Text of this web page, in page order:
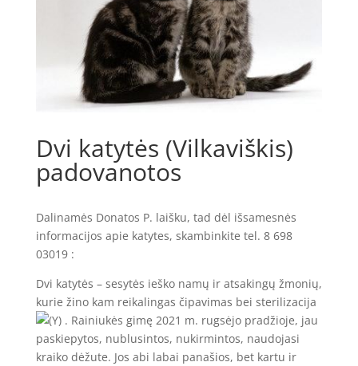
Dvi katytės (Vilkaviškis)
padovanotos
Dalinamės Donatos P. laišku, tad dėl išsamesnės
informacijos apie katytes, skambinkite tel. 8 698
03019 :
Dvi katytės – sesytės ieško namų ir atsakingų žmonių,
kurie žino kam reikalingas čipavimas bei sterilizacija
. Rainiukės gimę 2021 m. rugsėjo pradžioje, jau
paskiepytos, nublusintos, nukirmintos, naudojasi
kraiko dėžute. Jos abi labai panašios, bet kartu ir